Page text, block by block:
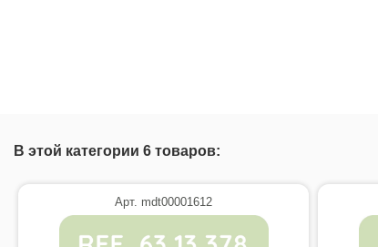
В этой категории 6 товаров:
Арт. mdt00001612